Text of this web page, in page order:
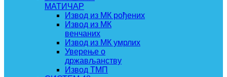
МАТИЧАР
Извод из МК рођених
Извод из МК
венчаних
Извод из МК умрлих
Уверење о
држављанству
Извод ТМП